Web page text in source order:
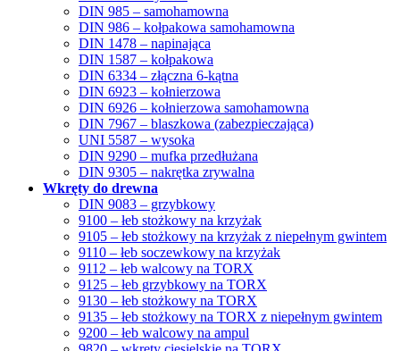
DIN 985 – samohamowna
DIN 986 – kołpakowa samohamowna
DIN 1478 – napinająca
DIN 1587 – kołpakowa
DIN 6334 – złączna 6-kątna
DIN 6923 – kołnierzowa
DIN 6926 – kołnierzowa samohamowna
DIN 7967 – blaszkowa (zabezpieczająca)
UNI 5587 – wysoka
DIN 9290 – mufka przedłużana
DIN 9305 – nakrętka zrywalna
Wkręty do drewna
DIN 9083 – grzybkowy
9100 – łeb stożkowy na krzyżak
9105 – łeb stożkowy na krzyżak z niepełnym gwintem
9110 – łeb soczewkowy na krzyżak
9112 – łeb walcowy na TORX
9125 – łeb grzybkowy na TORX
9130 – łeb stożkowy na TORX
9135 – łeb stożkowy na TORX z niepełnym gwintem
9200 – łeb walcowy na ampul